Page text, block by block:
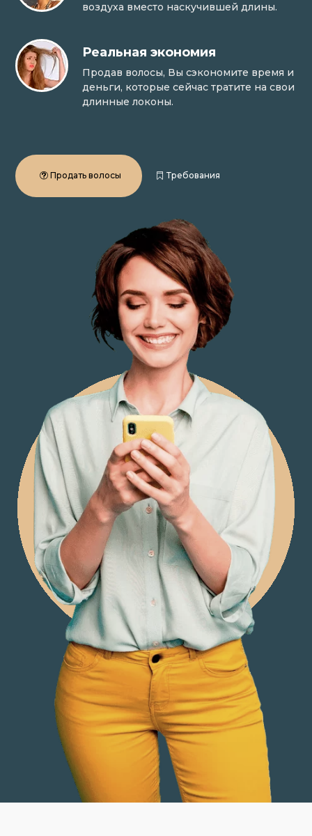
воздуха вместо наскучившей длины.
Реальная экономия
Продав волосы, Вы сэкономите время и
деньги, которые сейчас тратите на свои
длинные локоны.
Продать волосы Требования